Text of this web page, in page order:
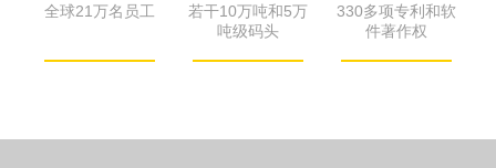
全球21万名员工
若干10万吨和5万
吨级码头
330多项专利和软
件著作权